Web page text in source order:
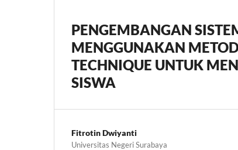
PENGEMBANGAN
MENGGUNAKAN
TECHNIQUE UNTUK
SISWA
Fitrotin Dwiyanti
Universitas Negeri Surabaya